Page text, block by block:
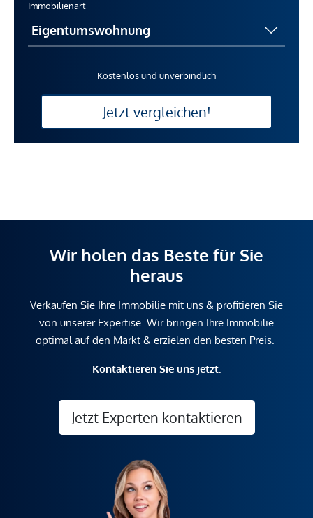
Immobilienart
Kostenlos und unverbindlich
Jetzt vergleichen!
Wir holen das Beste für Sie
heraus
Verkaufen Sie Ihre Immobilie mit uns & profitieren Sie
von unserer Expertise. Wir bringen Ihre Immobilie
optimal auf den Markt & erzielen den besten Preis.
Kontaktieren Sie uns jetzt.
Jetzt Experten kontaktieren